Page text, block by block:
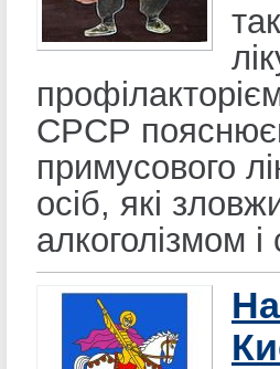
СРСР
примусового
осіб, які
алкоголізмом